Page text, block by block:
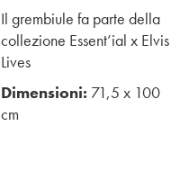
Il grembiule fa parte della
collezione Essent’ial x Elvis
Lives
Dimensioni: 71,5 x 100
cm